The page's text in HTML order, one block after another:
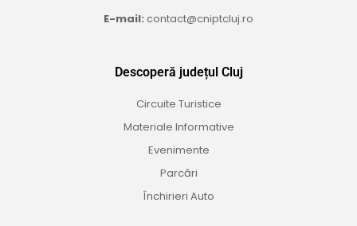
E-mail: contact@cniptcluj.ro
Descoperă județul Cluj
Circuite Turistice
Materiale Informative
Evenimente
Parcări
Închirieri Auto